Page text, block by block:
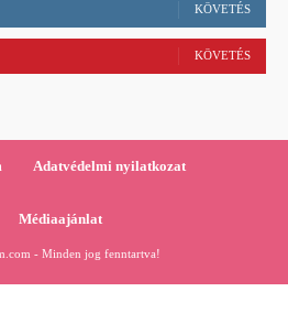
KÖVETÉS
KÖVETÉS
Adatvédelmi nyilatkozat
Médiaajánlat
- Minden jog fenntartva!